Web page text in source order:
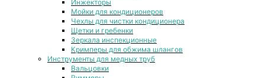
Инжекторы
Мойки для кондиционеров
Чехлы для чистки кондиционера
Щетки и гребенки
Зеркала инспекционные
Кримперы для обжима шлангов
Инструменты для медных труб
Вальцовки